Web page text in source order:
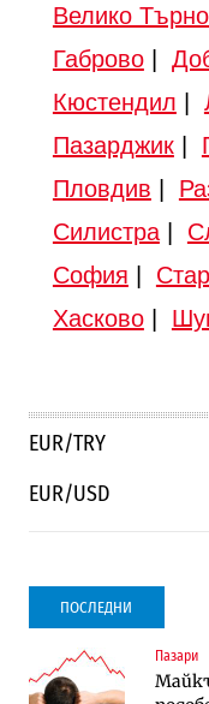
Велико
Габрово|
Кюстендил
Пазарджик|
Пловдив
Силистра|
София
Хасково|
EUR/TRY
EUR/USD
ПОСЛЕДНИ
Пазари
Компании
Компании